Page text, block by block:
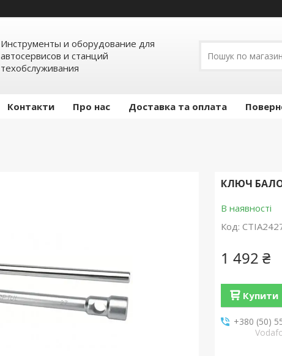
Инструменты и оборудование для
автосервисов и станций
техобслуживания
Контакти Про нас Доставка та оплата
КЛЮЧ
В наявності
Код:
1 492 ₴
Купити
+380 (50)